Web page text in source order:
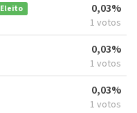
Eleito 0,03%
1 votos
0,03%
1 votos
0,03%
1 votos